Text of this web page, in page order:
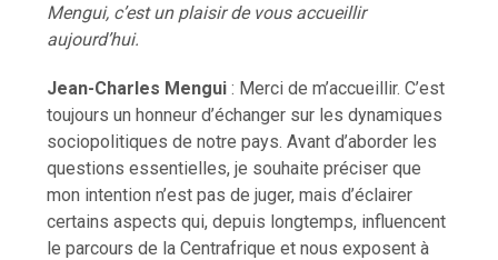
Mengui, c’est un plaisir de vous accueillir
aujourd’hui.
Jean-Charles Mengui : Merci de m’accueillir. C’est
toujours un honneur d’échanger sur les dynamiques
sociopolitiques de notre pays. Avant d’aborder les
questions essentielles, je souhaite préciser que
mon intention n’est pas de juger, mais d’éclairer
certains aspects qui, depuis longtemps, influencent
le parcours de la Centrafrique et nous exposent à